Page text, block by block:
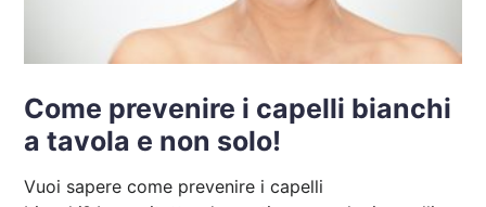
Come prevenire i capelli bianchi
a tavola e non solo!
Vuoi sapere come prevenire i capelli